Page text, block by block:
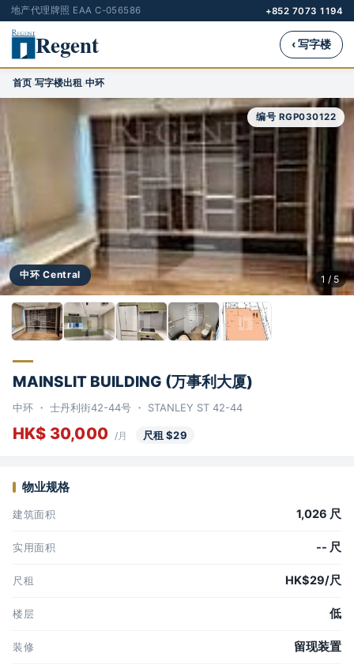
地产代理牌照 EAA C-056586 +852 7073 1194
Regent ‹ 写字楼
首页›写字楼出租›中环
中环 Central
编号 RGP030122
1 / 5
MAINSLIT BUILDING (万事利大厦)
中环 ・ 士丹利街42-44号 ・ STANLEY ST 42-44
HK$ 30,000 /月 尺租 $29
物业规格
建筑面积 1,026 尺
实用面积 -- 尺
尺租 HK$29/尺
楼层 低
装修 留现装置